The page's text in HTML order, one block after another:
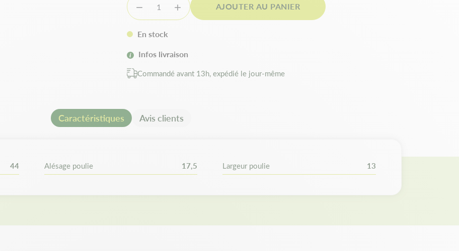
  AJOUTER AU PANIER
En stock
Infos livraison
Commandé avant 13h, expédié le jour-même
Caractéristiques Avis clients
44 Alésage poulie 17,5 Largeur poulie 13